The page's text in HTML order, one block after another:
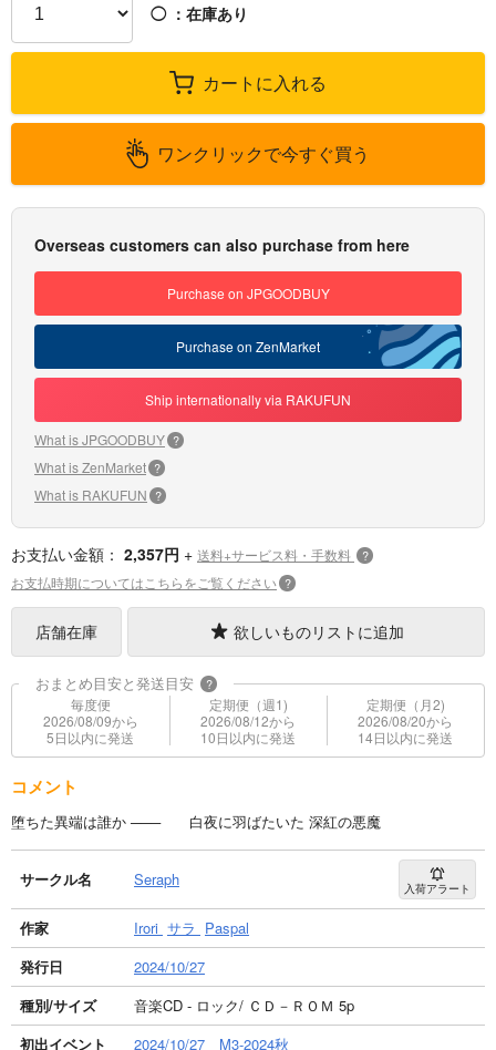
◯ ：在庫あり
カートに入れる
ワンクリックで今すぐ買う
Overseas customers can also purchase from here
Purchase on JPGOODBUY
Purchase on ZenMarket
Ship internationally via RAKUFUN
What is JPGOODBUY ?
What is ZenMarket ?
What is RAKUFUN ?
お支払い金額： 2,357円 + 送料+サービス料・手数料 ?
お支払時期についてはこちらをご覧ください ?
店舗在庫 欲しいものリストに追加
おまとめ目安と発送目安 ?
毎度便
2026/08/09から
5日以内に発送
定期便（週1)
2026/08/12から
10日以内に発送
定期便（月2)
2026/08/20から
14日以内に発送
コメント
堕ちた異端は誰か ─── 白夜に羽ばたいた 深紅の悪魔
サークル名 Seraph 入荷アラート
作家 Irori サラ Paspal
発行日
2024/10/27
種別/サイズ
音楽CD - ロック/ ＣＤ－ＲＯＭ 5p
初出イベント
2024/10/27 M3-2024秋